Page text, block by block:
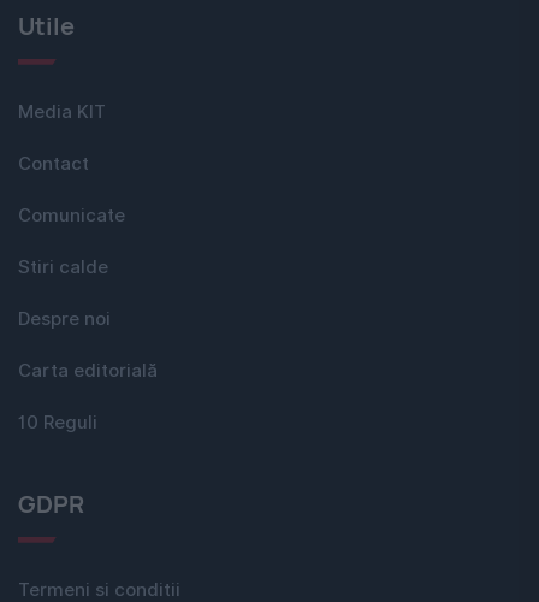
Utile
Media KIT
Contact
Comunicate
Stiri calde
Despre noi
Carta editorială
10 Reguli
GDPR
Termeni si conditii